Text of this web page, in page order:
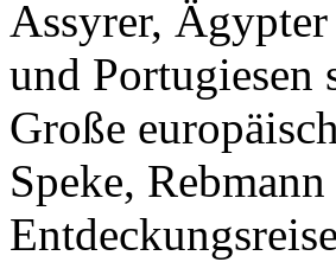
Assyrer,
und Portugiesen
Große
Speke,